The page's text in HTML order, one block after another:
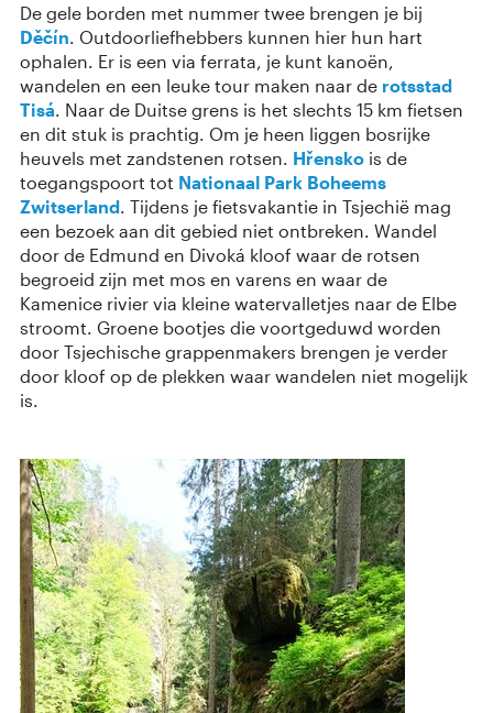
De gele borden met nummer twee brengen je bij
Děčín. Outdoorliefhebbers kunnen hier hun hart
ophalen. Er is een via ferrata, je kunt kanoën,
wandelen en een leuke tour maken naar de rotsstad
Tisá. Naar de Duitse grens is het slechts 15 km fietsen
en dit stuk is prachtig. Om je heen liggen bosrijke
heuvels met zandstenen rotsen. Hřensko is de
toegangspoort tot Nationaal Park Boheems
Zwitserland. Tijdens je fietsvakantie in Tsjechië mag
een bezoek aan dit gebied niet ontbreken. Wandel
door de Edmund en Divoká kloof waar de rotsen
begroeid zijn met mos en varens en waar de
Kamenice rivier via kleine watervalletjes naar de Elbe
stroomt. Groene bootjes die voortgeduwd worden
door Tsjechische grappenmakers brengen je verder
door kloof op de plekken waar wandelen niet mogelijk
is.